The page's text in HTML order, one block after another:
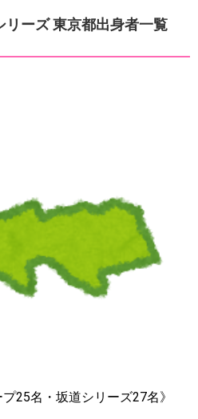
リーズ 東京都出身者一覧
25名・坂道シリーズ27名》